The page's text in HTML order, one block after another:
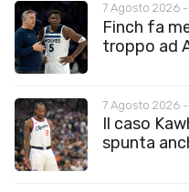
7 Agosto 2026 -
Finch fa
troppo ad
7 Agosto 2026 -
Il caso
spunta